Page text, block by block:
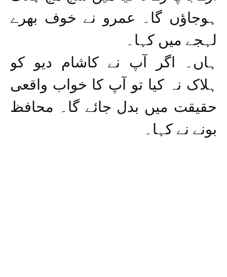
ہوجاؤں گا۔ عمرو نے خوف بھرے
لہجے میں کہا۔
ہاں۔ اگر آپ نے کاشام دیو کو
ہلاک نہ کیا تو آپ کا خواب واقعی
حقیقت میں بدل جائے گا۔ محافظ
بونے نے کہا۔